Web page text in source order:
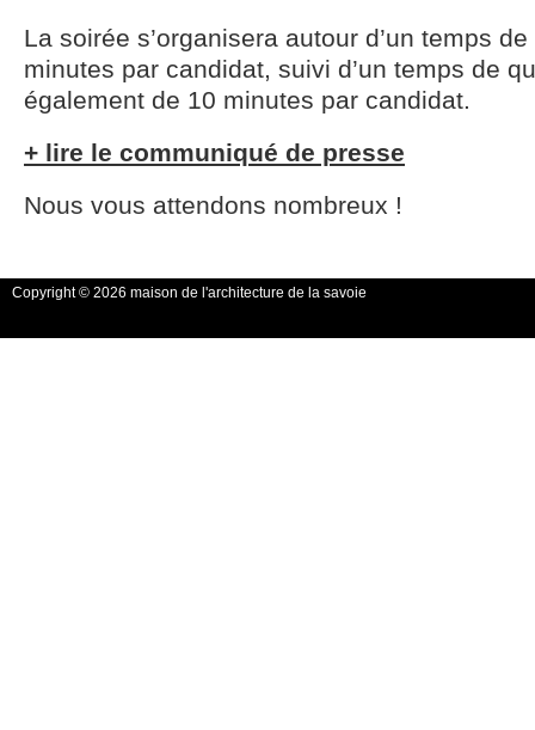
La soirée s’organisera autour d’un temps
minutes par candidat, suivi d’un temps de
également de 10 minutes par candidat.
+ lire le communiqué de presse
Nous vous attendons nombreux !
Copyright © 2026 maison de l'architecture de la savoie